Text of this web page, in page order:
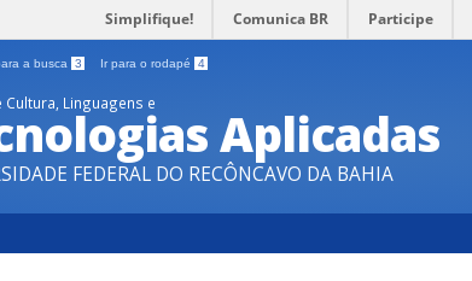
Simplifique! Comunica BR Participe
a busca 3 Ir para o rodapé 4
Cultura, Linguagens e Aplicadas
FEDERAL DO RECÔNCAVO DA BAHIA